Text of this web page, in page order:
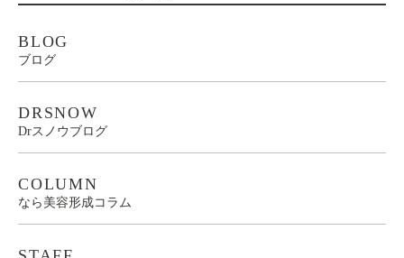
BLOG
ブログ
DRSNOW
Drスノウブログ
COLUMN
なら美容形成コラム